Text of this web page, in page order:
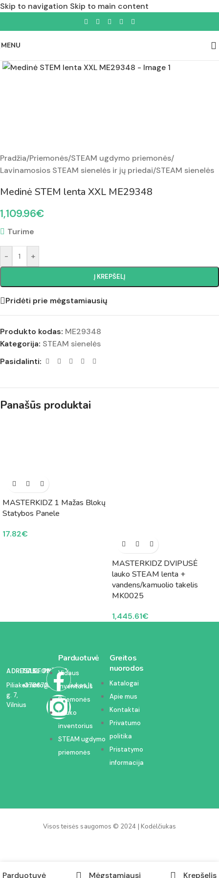
Skip to navigation Skip to main content
MENU
Pradžia/Priemonės/STEAM ugdymo priemonės/
Lavinamosios STEAM sienelės ir jų priedai/STEAM sienelės
Medinė STEM lenta XXL ME29348
1,109.96€
Turime
- +
Į KREPŠELĮ
Pridėti prie mėgstamiausių
Produkto kodas: ME29348
Kategorija: STEAM sienelės
Pasidalinti:
Panašūs produktai
MASTERKIDZ 1 Mažas Blokų
Statybos Panele
17.82€
MASTERKIDZ DVIPUSĖ
lauko STEAM lenta +
vandens/kamuolio takelis
MK0025
1,445.61€
ADRESAS:
Piliakalnio
g. 7,
Vilnius
TELEFONAS:
+37067350054
EL. PAŠTAS:
info@kodelciukas.lt
Parduotuvė
Vidaus
inventorius
Priemonės
Lauko
inventorius
STEAM ugdymo
priemonės
Greitos
nuorodos
Katalogai
Apie mus
Kontaktai
Privatumo
politika
Pristatymo
informacija
Visos teisės saugomos © 2024 | Kodėlčiukas
Parduotuvė Mėgstamiausi Krepšelis